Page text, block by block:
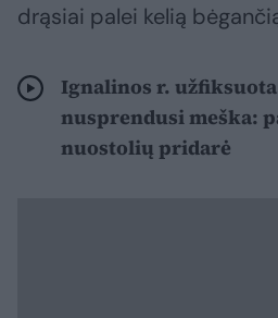
drąsiai palei kelią
Ignalinos r.
nusprendusi meška:
nuostolių pridarė